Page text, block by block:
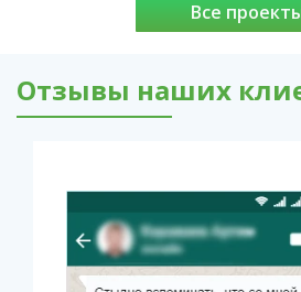
Все
Отзывы наших